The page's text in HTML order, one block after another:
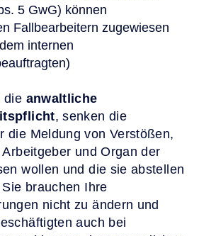
5 GwG) können
Fallbearbeitern zugewiesen
internen
die anwaltliche
, senken die
die Meldung von Verstößen,
und Organ der
wollen und die sie abstellen
brauchen Ihre
nicht zu ändern und
auch bei